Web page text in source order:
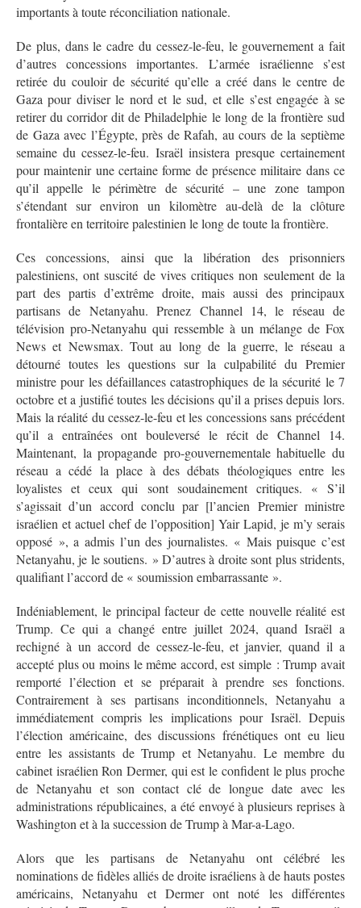
importants à toute réconciliation nationale.
De plus, dans le cadre du cessez-le-feu, le gouvernement a fait
d’autres concessions importantes. L’armée israélienne s’est
retirée du couloir de sécurité qu’elle a créé dans le centre de
Gaza pour diviser le nord et le sud, et elle s’est engagée à se
retirer du corridor dit de Philadelphie le long de la frontière sud
de Gaza avec l’Égypte, près de Rafah, au cours de la septième
semaine du cessez-le-feu. Israël insistera presque certainement
pour maintenir une certaine forme de présence militaire dans ce
qu’il appelle le périmètre de sécurité – une zone tampon
s’étendant sur environ un kilomètre au-delà de la clôture
frontalière en territoire palestinien le long de toute la frontière.
Ces concessions, ainsi que la libération des prisonniers
palestiniens, ont suscité de vives critiques non seulement de la
part des partis d’extrême droite, mais aussi des principaux
partisans de Netanyahu. Prenez Channel 14, le réseau de
télévision pro-Netanyahu qui ressemble à un mélange de Fox
News et Newsmax. Tout au long de la guerre, le réseau a
détourné toutes les questions sur la culpabilité du Premier
ministre pour les défaillances catastrophiques de la sécurité le 7
octobre et a justifié toutes les décisions qu’il a prises depuis lors.
Mais la réalité du cessez-le-feu et les concessions sans précédent
qu’il a entraînées ont bouleversé le récit de Channel 14.
Maintenant, la propagande pro-gouvernementale habituelle du
réseau a cédé la place à des débats théologiques entre les
loyalistes et ceux qui sont soudainement critiques. « S’il
s’agissait d’un accord conclu par [l’ancien Premier ministre
israélien et actuel chef de l’opposition] Yair Lapid, je m’y serais
opposé », a admis l’un des journalistes. « Mais puisque c’est
Netanyahu, je le soutiens. » D’autres à droite sont plus stridents,
qualifiant l’accord de « soumission embarrassante ».
Indéniablement, le principal facteur de cette nouvelle réalité est
Trump. Ce qui a changé entre juillet 2024, quand Israël a
rechigné à un accord de cessez-le-feu, et janvier, quand il a
accepté plus ou moins le même accord, est simple : Trump avait
remporté l’élection et se préparait à prendre ses fonctions.
Contrairement à ses partisans inconditionnels, Netanyahu a
immédiatement compris les implications pour Israël. Depuis
l’élection américaine, des discussions frénétiques ont eu lieu
entre les assistants de Trump et Netanyahu. Le membre du
cabinet israélien Ron Dermer, qui est le confident le plus proche
de Netanyahu et son contact clé de longue date avec les
administrations républicaines, a été envoyé à plusieurs reprises à
Washington et à la succession de Trump à Mar-a-Lago.
Alors que les partisans de Netanyahu ont célébré les
nominations de fidèles alliés de droite israéliens à de hauts postes
américains, Netanyahu et Dermer ont noté les différentes